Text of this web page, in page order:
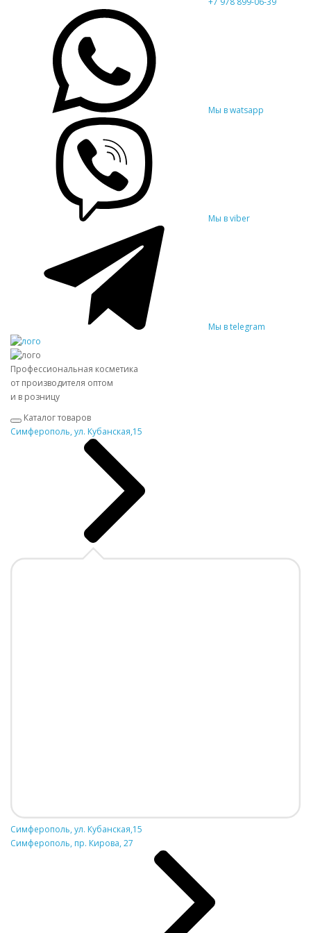
Мы в watsapp
Мы в viber
Мы в telegram
Профессиональная косметика
от производителя оптом
и в розницу
Каталог товаров
Симферополь, ул. Кубанская,15
Симферополь, ул. Кубанская,15
Симферополь, пр. Кирова, 27